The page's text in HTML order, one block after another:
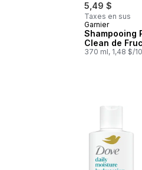
5,49 $
Taxes en sus
Garnier
Shampooing
Clean de
370 ml, 1,48 $/